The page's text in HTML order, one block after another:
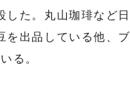
した。丸山珈琲など日
を出品している他、ブ
る。